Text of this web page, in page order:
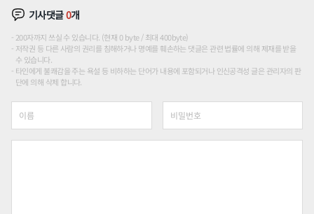
기사댓글0개
200자까지 쓰실 수 있습니다. (현재 0 byte / 최대 400byte)
저작권 등 다른 사람의 권리를 침해하거나 명예를 훼손하는 댓글은 관련 법률에 의해 제재를 받을
수 있습니다.
타인에게 불쾌감을 주는 욕설 등 비하하는 단어가 내용에 포함되거나 인신공격성 글은 관리자의 판
단에 의해 삭제 합니다.